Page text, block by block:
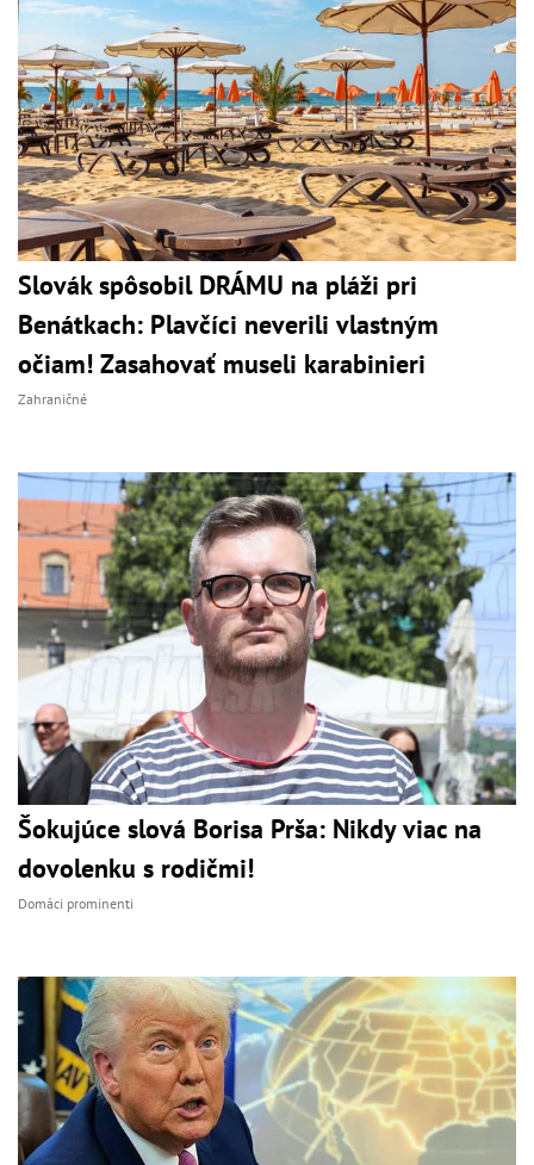
Slovák spôsobil DRÁMU na pláži pri
Benátkach: Plavčíci neverili vlastným
očiam! Zasahovať museli karabinieri
Zahraničné
Šokujúce slová Borisa Prša: Nikdy viac na
dovolenku s rodičmi!
Domáci prominenti